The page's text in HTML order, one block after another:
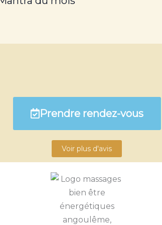
Prendre rendez-vous
Voir plus d'avis